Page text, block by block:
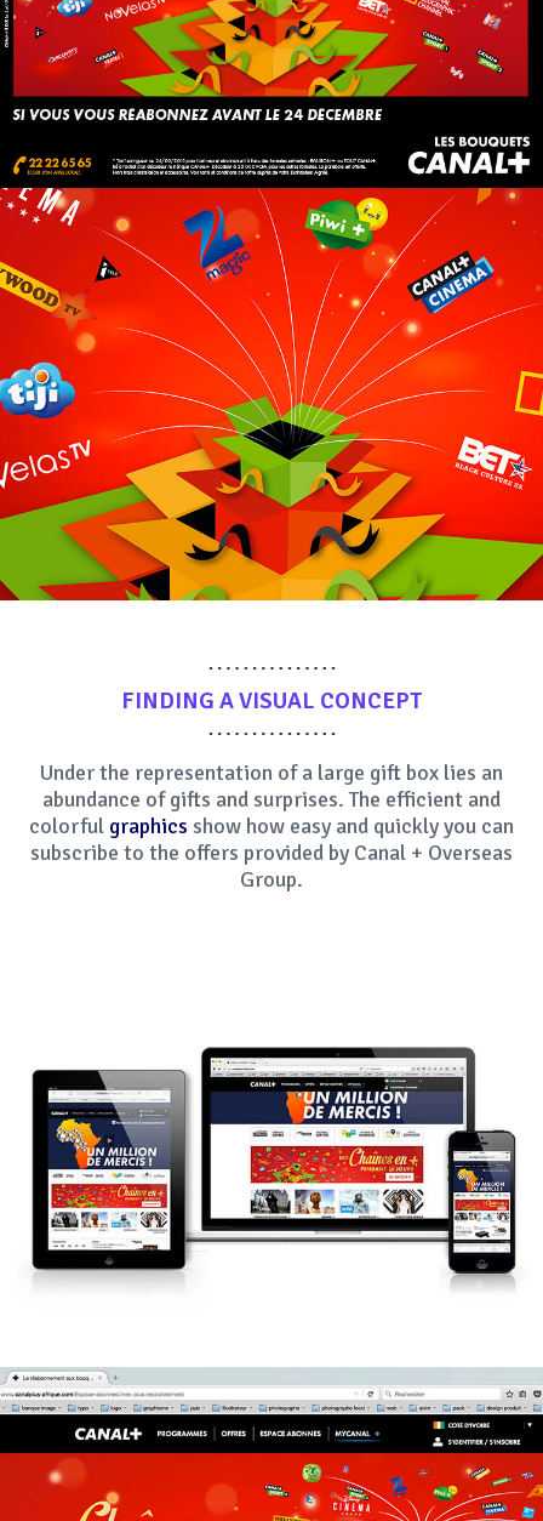
FINDING A VISUAL CONCEPT
Under the representation of a large gift box lies an
abundance of gifts and surprises. The efficient and
colorful graphics show how easy and quickly you can
subscribe to the offers provided by Canal + Overseas
Group.